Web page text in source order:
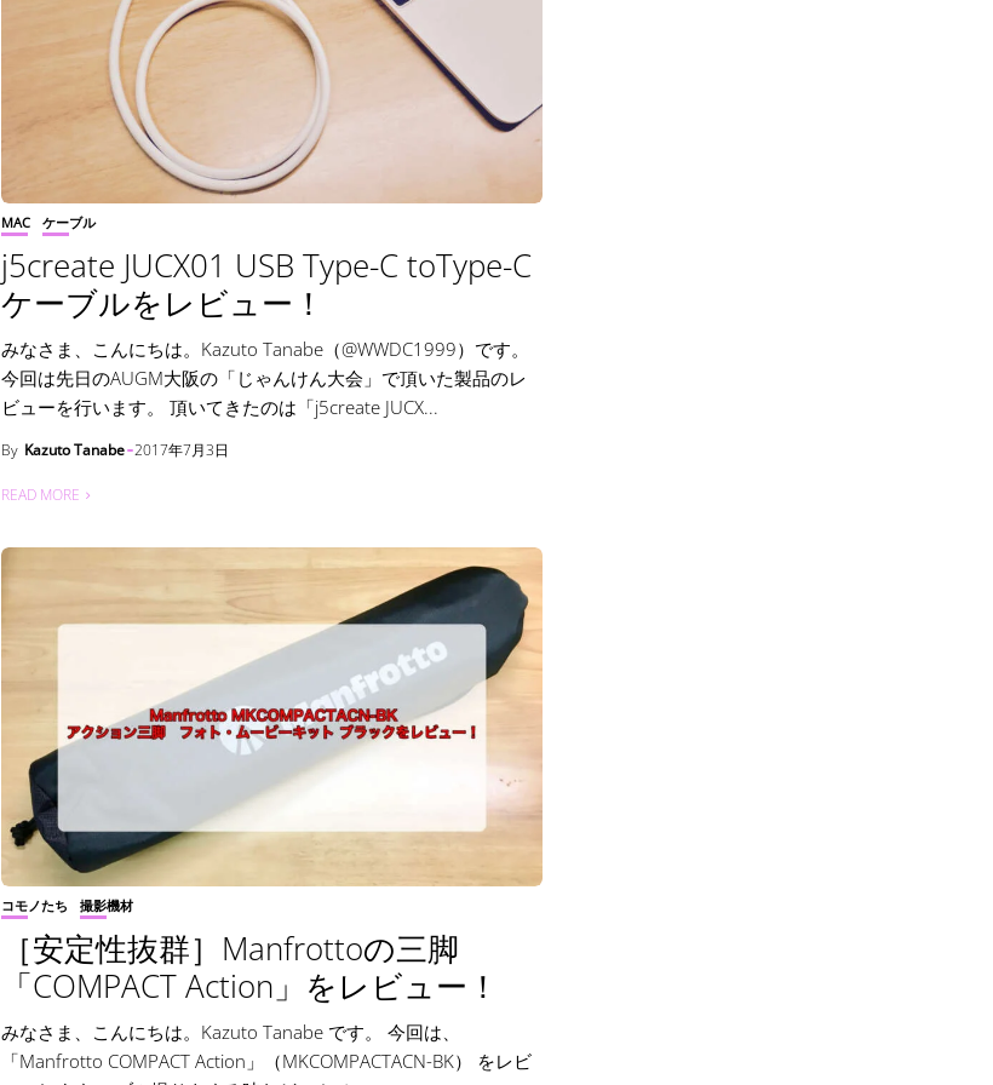
MAC ケーブル
j5create JUCX01 USB Type-C toType-C
ケーブルをレビュー！
みなさま、こんにちは。Kazuto Tanabe（@WWDC1999）です。
今回は先日のAUGM大阪の「じゃんけん大会」で頂いた製品のレ
ビューを行います。 頂いてきたのは「j5create JUCX...
By Kazuto Tanabe 2017年7月3日
READ MORE
コモノたち 撮影機材
［安定性抜群］Manfrottoの三脚
「COMPACT Action」をレビュー！
みなさま、こんにちは。Kazuto Tanabe です。 今回は、
「Manfrotto COMPACT Action」（MKCOMPACTACN-BK） をレビ